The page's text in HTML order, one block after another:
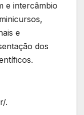
e intercâmbio
e
dos
.